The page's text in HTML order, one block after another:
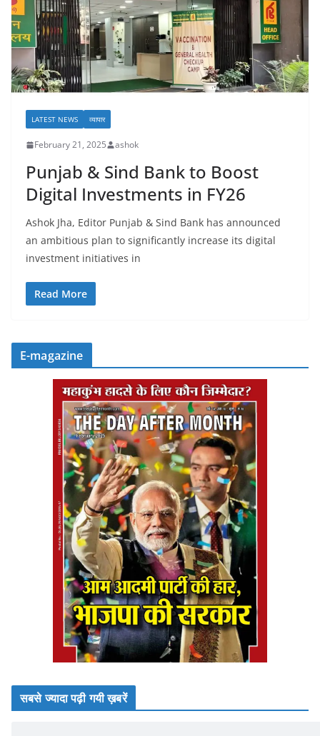
LATEST NEWS व्यापार
February 21, 2025 ashok
Punjab & Sind Bank to Boost
Digital Investments in FY26
Ashok Jha, Editor Punjab & Sind Bank has announced
an ambitious plan to significantly increase its digital
investment initiatives in
Read More
E-magazine
सबसे ज्यादा पढ़ी गयी ख़बरें